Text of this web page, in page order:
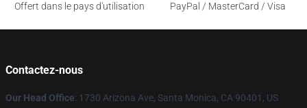
Offert dans le pays d'utilisation
PayPal / MasterCard / Visa
Contactez-nous
Our Head Office: 1730 Arizona Ave, Santa Monica, CA 90401, US